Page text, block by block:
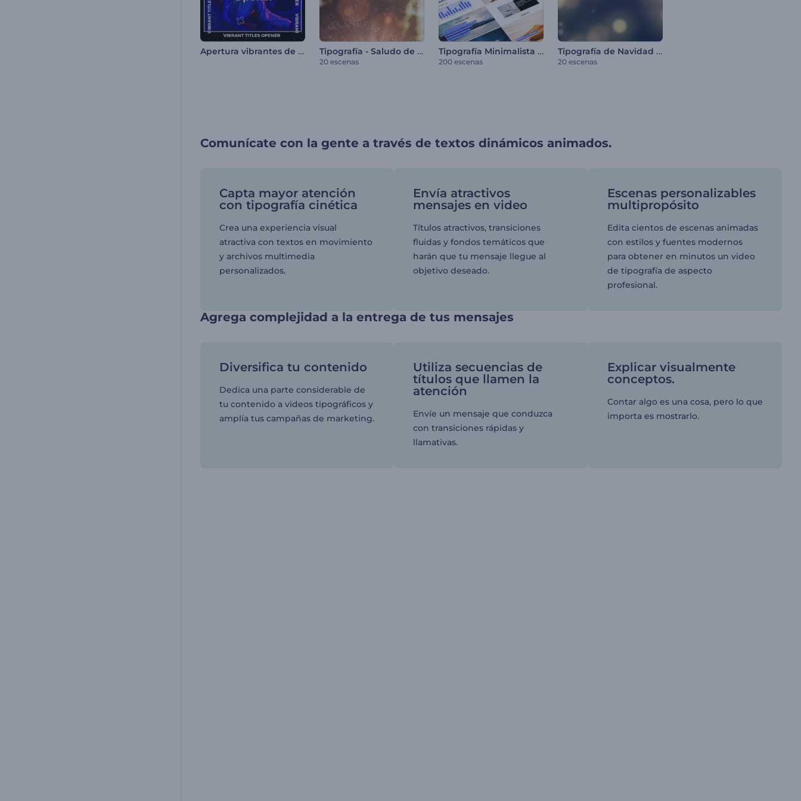
Apertura vibrantes de títulos Tipografía - Saludo de Navidad
20 escenas
Tipografía Minimalista para Redes Sociales
200 escenas
Tipografía de Navidad brillante
20 escenas
Comunícate con la gente a través de textos dinámicos animados.
Capta mayor atención
con tipografía cinética
Crea una experiencia visual
atractiva con textos en movimiento
y archivos multimedia
personalizados.
Envía atractivos
mensajes en video
Títulos atractivos, transiciones
fluidas y fondos temáticos que
harán que tu mensaje llegue al
objetivo deseado.
Escenas personalizables
multipropósito
Edita cientos de escenas animadas
con estilos y fuentes modernos
para obtener en minutos un video
de tipografía de aspecto
profesional.
Agrega complejidad a la entrega de tus mensajes
Diversifica tu contenido
Dedica una parte considerable de
tu contenido a videos tipográficos y
amplía tus campañas de marketing.
Utiliza secuencias de
títulos que llamen la
atención
Envíe un mensaje que conduzca
con transiciones rápidas y
llamativas.
Explicar visualmente
conceptos.
Contar algo es una cosa, pero lo que
importa es mostrarlo.